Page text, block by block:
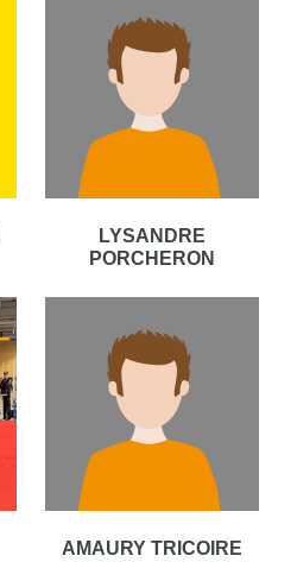
LYSANDRE
PORCHERON
AMAURY TRICOIRE